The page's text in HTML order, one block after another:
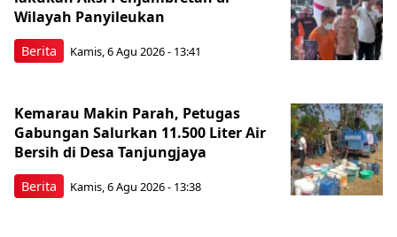
Berita
Wilayah Panyileukan
Kamis, 6 Agu 2026 - 13:41
Berita
Kemarau Makin Parah, Petugas
Gabungan Salurkan 11.500 Liter Air
Bersih di Desa Tanjungjaya
Kamis, 6 Agu 2026 - 13:38